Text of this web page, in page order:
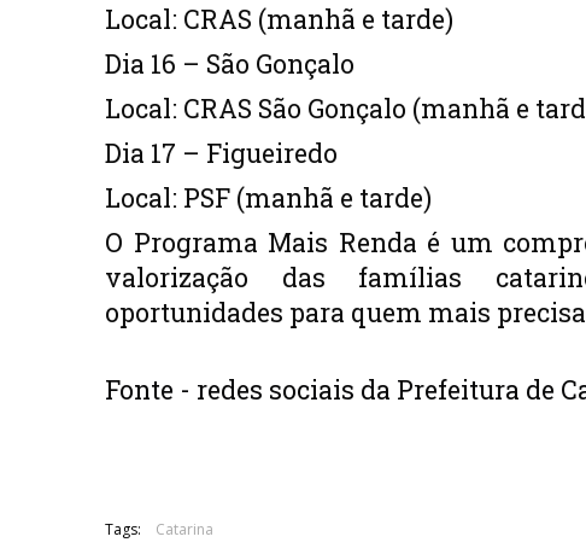
Local: CRAS (manhã e tarde)
Dia 16 – São Gonçalo
Local: CRAS São Gonçalo (manhã e
Dia 17 – Figueiredo
Local: PSF (manhã e tarde)
O Programa Mais Renda é um
valorização das famílias
oportunidades para quem mais
Fonte - redes sociais da Prefeitura de
Tags: Catarina